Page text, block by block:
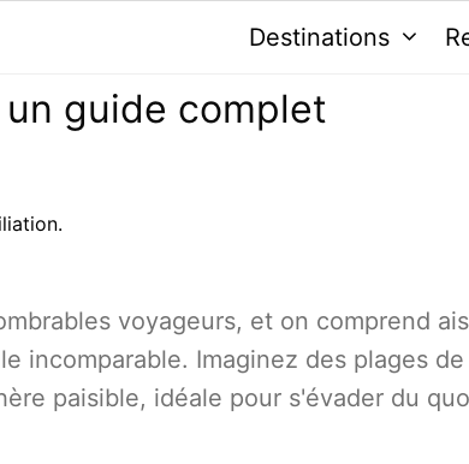
Destinations
un guide complet
voyageurs, et on comprend
incomparable. Imaginez des plages
paisible, idéale pour s'évader du